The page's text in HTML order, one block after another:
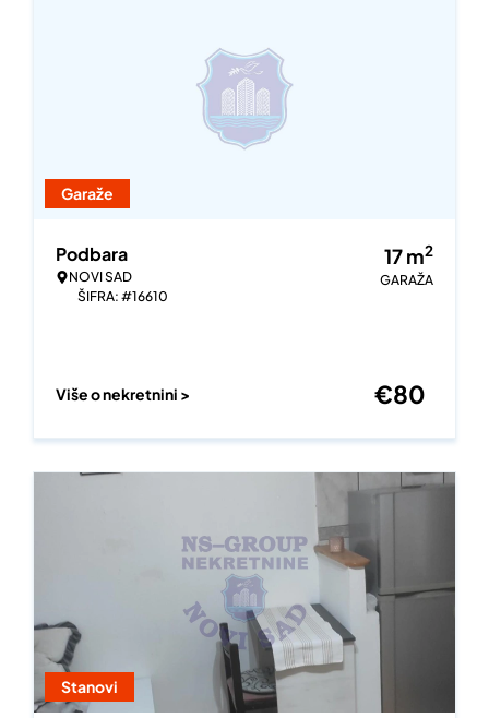
Garaže
Podbara
NOVI SAD
ŠIFRA: #16610
17m2
GARAŽA
Više o nekretnini > €80
Stanovi